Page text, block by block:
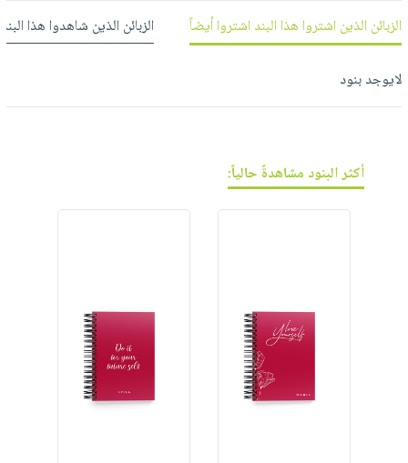
صابون
أطفال
مناسبات
فيديوهات
أسئلة
طرحها
وفرات
عربة
التسوق
نشرة
الزبائن الذين اشتروا هذا البند اشتروا أيضاً الزبائن الذين شاهدوا هذا
لايوجد بنود
أكثر البنود مشاهدةً حالياً: